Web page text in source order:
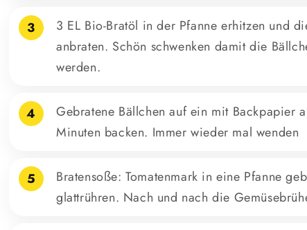
3
3 EL Bio-Bratöl in der Pfanne erhitzen und
anbraten. Schön schwenken damit die
werden.
4
Gebratene Bällchen auf ein mit Backpapier
Minuten backen. Immer wieder mal wenden
5
Bratensoße: Tomatenmark in eine Pfanne
glattrühren. Nach und nach die